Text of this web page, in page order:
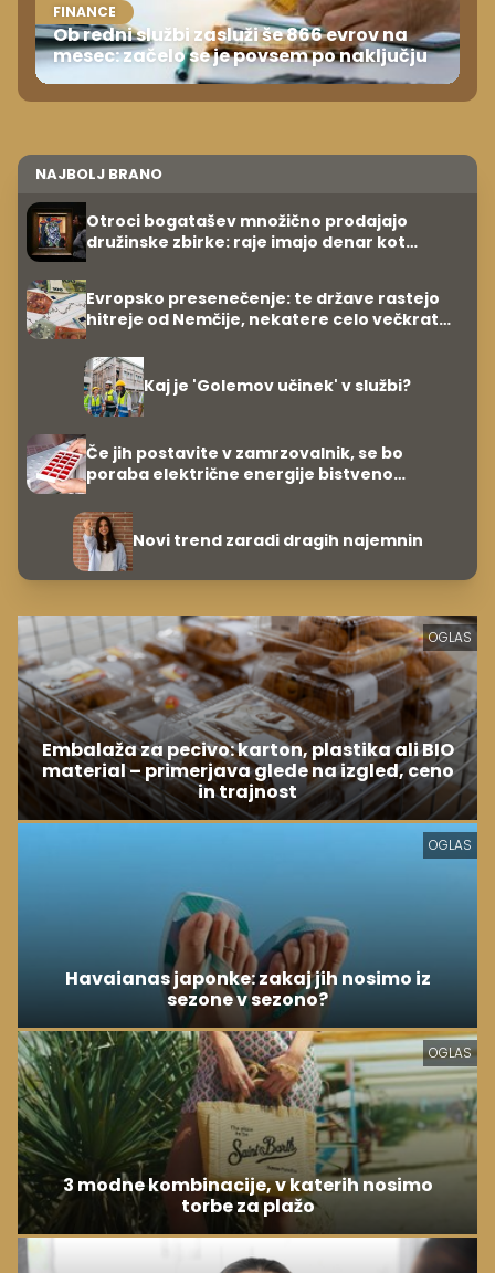
FINANCE
Ob redni službi zasluži še 866 evrov na
mesec: začelo se je povsem po naključju
NAJBOLJ BRANO
Otroci bogatašev množično prodajajo
družinske zbirke: raje imajo denar kot
Evropsko presenečenje: te države rastejo
hitreje od Nemčije, nekatere celo večkrat
Kaj je 'Golemov učinek' v službi?
Če jih postavite v zamrzovalnik, se bo
poraba električne energije bistveno
Novi trend zaradi dragih najemnin
OGLAS
Embalaža za pecivo: karton, plastika ali BIO
material – primerjava glede na izgled, ceno
in trajnost
OGLAS
Havaianas japonke: zakaj jih nosimo iz
sezone v sezono?
OGLAS
3 modne kombinacije, v katerih nosimo
torbe za plažo